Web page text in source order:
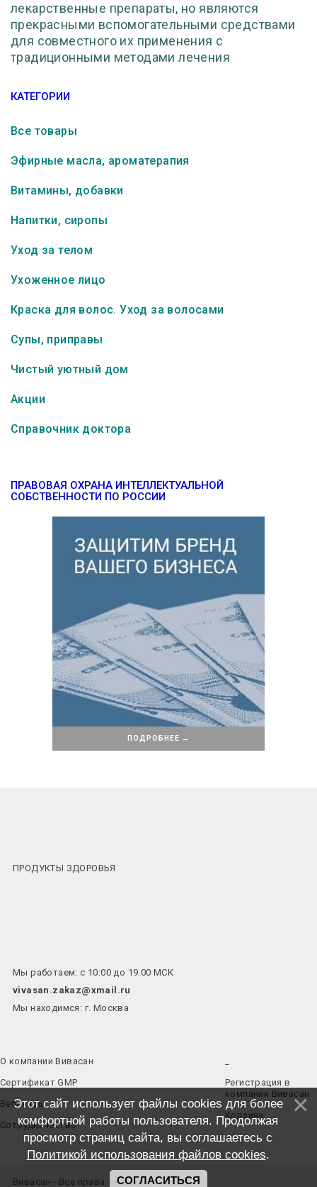
лекарственные препараты, но являются
прекрасными вспомогательными средствами
для совместного их применения с
традиционными методами лечения
КАТЕГОРИИ
Все товары
Эфирные масла, ароматерапия
Витамины, добавки
Напитки, сиропы
Уход за телом
Ухоженное лицо
Краска для волос. Уход за волосами
Супы, приправы
Чистый уютный дом
Акции
Справочник доктора
ПРАВОВАЯ ОХРАНА ИНТЕЛЛЕКТУАЛЬНОЙ
СОБСТВЕННОСТИ ПО РОССИИ
ПОДРОБНЕЕ →
ПРОДУКТЫ ЗДОРОВЬЯ
Мы работаем: с 10:00 до 19:00 МСК
vivasan.zakaz@xmail.ru
Мы находимся: г. Москва
О компании Вивасан
Сертификат GMP
Вебинары
Сотрудничество
Регистрация в
компании Вивасан
Корзина
Вивасан - Все права защищены © 2026
Этот сайт использует файлы cookies для более
комфортной работы пользователя. Продолжая
просмотр страниц сайта, вы соглашаетесь с
Политикой использования файлов cookies.
СОГЛАСИТЬСЯ